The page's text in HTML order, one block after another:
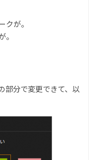
クが。
。
部分で変更できて、以